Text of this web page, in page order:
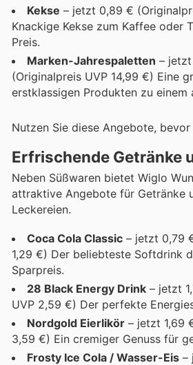
Kekse – jetzt 0,89 €
Knackige Kekse zum Kaffee oder
Preis.
Marken-Jahrespaletten –
(Originalpreis UVP 14,99 €) Eine
erstklassigen Produkten zu einem
Nutzen Sie diese Angebote,
Erfrischende Getränke
Neben Süßwaren bietet Wiglo
attraktive Angebote für Getränke
Leckereien.
Coca Cola Classic – jetzt 0,79
1,29 €) Der beliebteste Softdrink
Sparpreis.
28 Black Energy Drink – jetzt
UVP 2,59 €) Der perfekte
Nordgold Eierlikör – jetzt 1,69
3,59 €) Ein cremiger Genuss für
Frosty Ice Cola / Wasser-Eis –